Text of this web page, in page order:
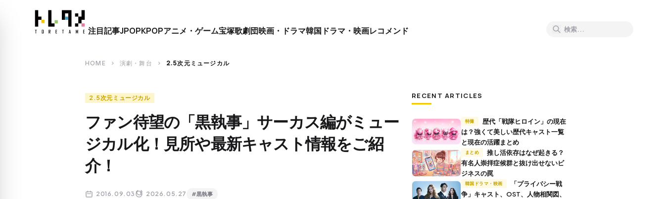
close
注目記事JPOPKPOPアニメ・ゲーム宝塚歌劇団映画・ドラマ韓国ドラマ・映画レコメンド
HOME chevron_right 演劇・舞台 chevron_right 2.5次元ミュージカル
2.5次元ミュージカル
ファン待望の「黒執事」サーカス編がミュー
ジカル化！見所や最新キャスト情報をご紹
介！
2016.09.03 2026.05.27 #黒執事
RECENT ARTICLES
特撮
は？強くて美しい歴代キャスト一覧
と現在の活躍まとめ
まとめ
推し活依存はなぜ起きる？
有名人崇拝症候群と抜け出せないビ
ジネスの罠
韓国ドラマ・映画
争」キャスト、OST、人物相関図、